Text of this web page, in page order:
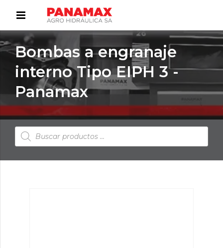
Bombas a engranaje
interno Tipo EIPH 3 -
Panamax
Búsqueda
de